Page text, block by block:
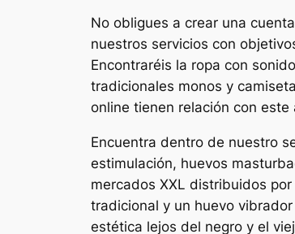
No obligues a crear una
nuestros servicios con
Encontraréis la ropa con
tradicionales monos y
online tienen relación con
Encuentra dentro de nuestro
estimulación, huevos
mercados XXL distribuidos
tradicional y un huevo
estética lejos del negro y el